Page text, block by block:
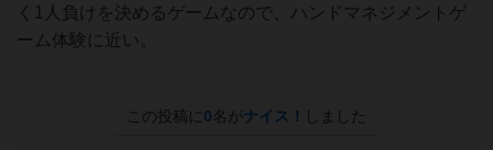
く1人負けを決めるゲームなので、ハンドマネジメントゲ
ーム体験に近い。
この投稿に 0名がナイス！ しました